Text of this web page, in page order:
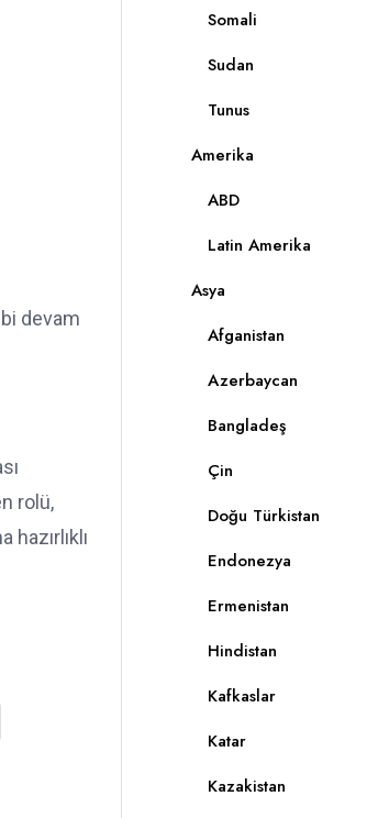
devam
rolü,
Somali
Sudan
Tunus
Amerika
ABD
Latin Amerika
Asya
Afganistan
Azerbaycan
Bangladeş
Çin
Doğu Türkistan
Endonezya
Ermenistan
Hindistan
Kafkaslar
Katar
Kazakistan